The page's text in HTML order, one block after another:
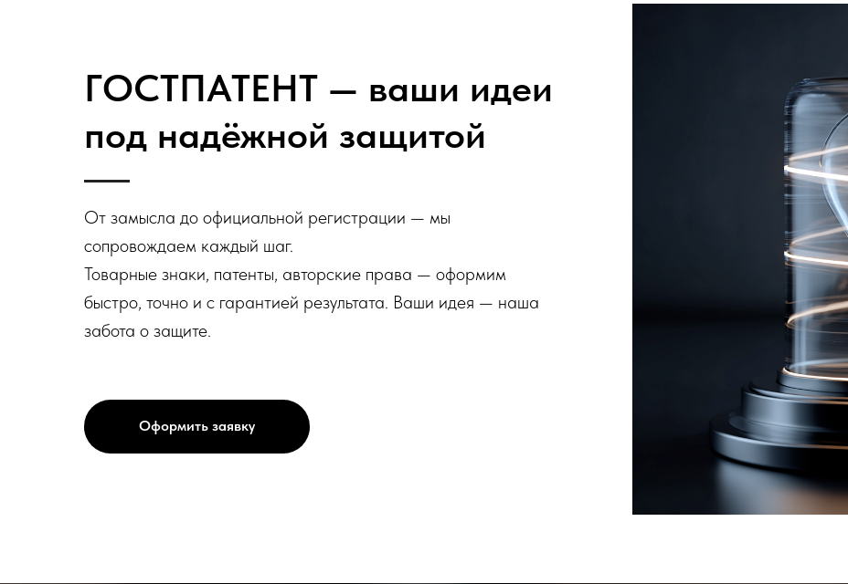
ГОСТПАТЕНТ — ваши идеи
под надёжной защитой
От замысла до официальной регистрации — мы
сопровождаем каждый шаг.
Товарные знаки, патенты, авторские права — оформим
быстро, точно и с гарантией результата. Ваши идея — наша
забота о защите.
Оформить заявку